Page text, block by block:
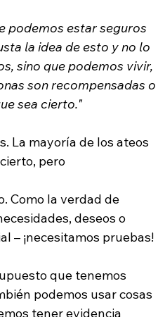
podemos estar seguros
la idea de esto y no lo
sino que podemos vivir,
son recompensadas o
sea cierto."
La mayoría de los ateos
pero
deseos o
– ¡necesitamos pruebas!
que tenemos
podemos usar cosas
tener evidencia